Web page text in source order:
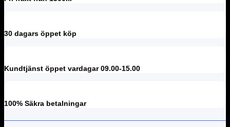
30 dagars öppet köp
Kundtjänst öppet vardagar 09.00-15.00
100% Säkra betalningar